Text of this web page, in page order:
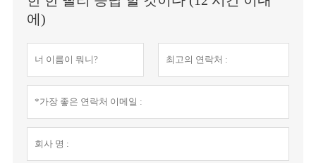
에)